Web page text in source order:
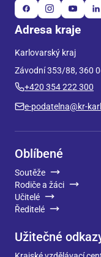
Adresa kraje
Karlovarský kraj
Závodní 353/88, 360
+420 354 222 300
e-podatelna@kr-
Oblíbené
Soutěže
Rodiče a žáci
Učitelé
Ředitelé
Užitečné